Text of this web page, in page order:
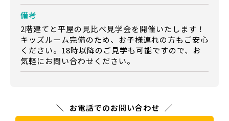
備考
2階建てと平屋の見比べ見学会を開催いたします！
キッズルーム完備のため、お子様連れの方もご安心
ください。18時以降のご見学も可能ですので、お
気軽にお問い合わせください。
お電話でのお問い合わせ